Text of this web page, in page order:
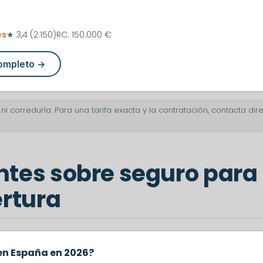
★ 3,4 (2.150)RC: 150.000 €
→
correduría. Para una tarifa exacta y la contratación, contacta
sobre seguro para
España en 2026?